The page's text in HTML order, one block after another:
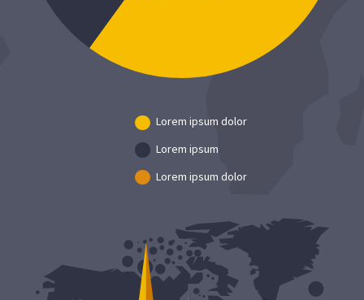
Lorem ipsum dolor
Lorem ipsum
Lorem ipsum dolor